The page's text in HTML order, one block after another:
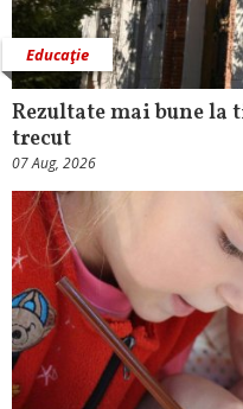
Educaţie
Rezultate mai bune
trecut
07 Aug, 2026